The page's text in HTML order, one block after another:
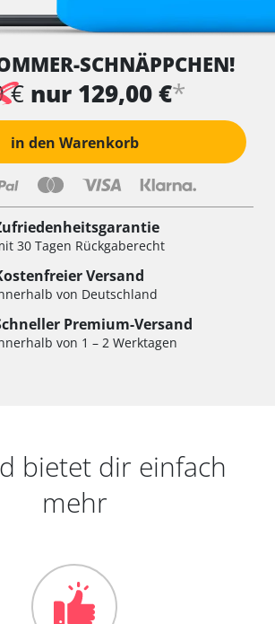
SCHNÄPPCHEN!
€ nur 129,00 €*
in den Warenkorb
30 Tagen Rückgaberecht
Versand
von Deutschland
Premium-Versand
von 1 – 2 Werktagen
bietet dir einfach
mehr